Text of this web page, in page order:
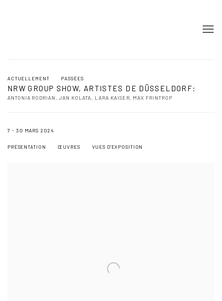
ACTUELLEMENT PASSÉES
NRW GROUP SHOW, ARTISTES DE DÜSSELDORF:
ANTONIA RODRIAN, JAN KOLATA, LARA KAISER, MAX FRINTROP
7 - 30 MARS 2024
PRÉSENTATION ŒUVRES VUES D'EXPOSITION